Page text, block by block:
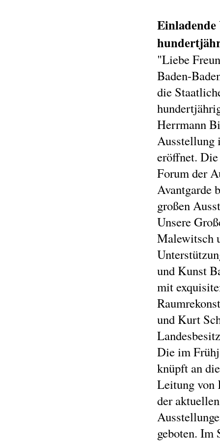
"Liebe
Baden-
die
Herrmann
Ausstellung
eröffnet.
Forum der
Avantgarde
großen
Unsere
Malewitsch
und Kunst
mit
und Kurt
Die im
knüpft an
Leitung von
der
geboten. Im